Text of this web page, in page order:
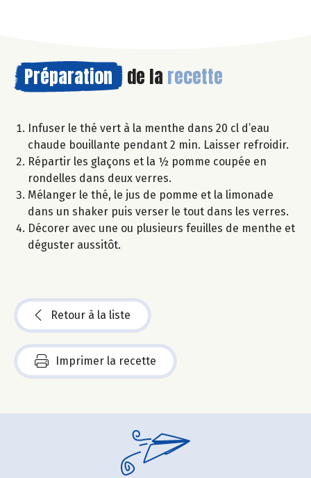
Préparation de la recette
Infuser le thé vert à la menthe dans 20 cl d’eau
chaude bouillante pendant 2 min. Laisser refroidir.
Répartir les glaçons et la ½ pomme coupée en
rondelles dans deux verres.
Mélanger le thé, le jus de pomme et la limonade
dans un shaker puis verser le tout dans les verres.
Décorer avec une ou plusieurs feuilles de menthe et
déguster aussitôt.
Retour à la liste
Imprimer la recette